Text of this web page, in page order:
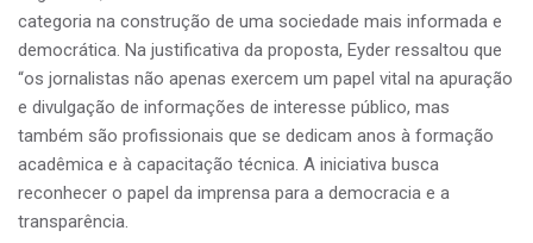
categoria na construção de uma sociedade mais informada e
democrática. Na justificativa da proposta, Eyder ressaltou que
“os jornalistas não apenas exercem um papel vital na apuração
e divulgação de informações de interesse público, mas
também são profissionais que se dedicam anos à formação
acadêmica e à capacitação técnica. A iniciativa busca
reconhecer o papel da imprensa para a democracia e a
transparência.